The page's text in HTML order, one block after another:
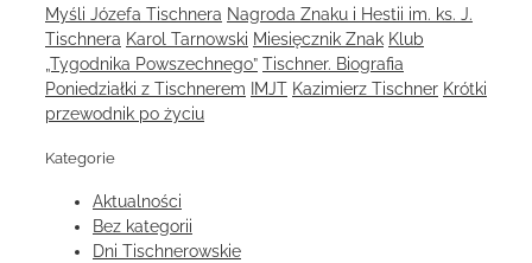
Myśli Józefa Tischnera Nagroda Znaku i Hestii im. ks. J.
Tischnera Karol Tarnowski Miesięcznik Znak Klub
„Tygodnika Powszechnego” Tischner. Biografia
Poniedziałki z Tischnerem
IMJT Kazimierz Tischner Krótki
przewodnik po życiu
Kategorie
Aktualności
Bez kategorii
Dni Tischnerowskie